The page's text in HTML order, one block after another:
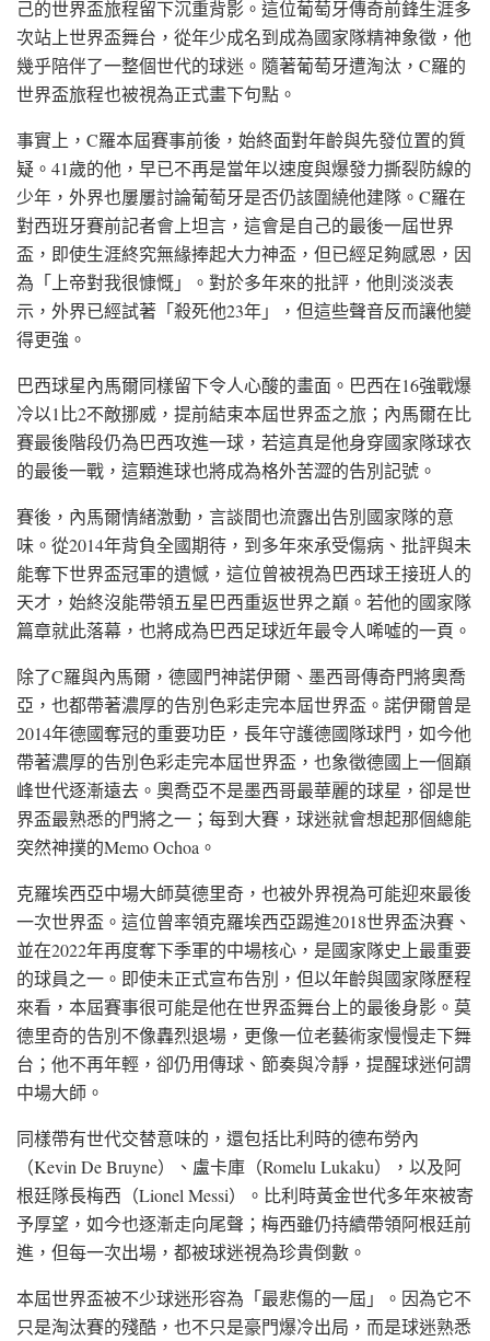
己的世界盃旅程留下沉重背影。這位葡萄牙傳奇前鋒生涯多
次站上世界盃舞台，從年少成名到成為國家隊精神象徵，他
幾乎陪伴了一整個世代的球迷。隨著葡萄牙遭淘汰，C羅的
世界盃旅程也被視為正式畫下句點。
事實上，C羅本屆賽事前後，始終面對年齡與先發位置的質
疑。41歲的他，早已不再是當年以速度與爆發力撕裂防線的
少年，外界也屢屢討論葡萄牙是否仍該圍繞他建隊。C羅在
對西班牙賽前記者會上坦言，這會是自己的最後一屆世界
盃，即使生涯終究無緣捧起大力神盃，但已經足夠感恩，因
為「上帝對我很慷慨」。對於多年來的批評，他則淡淡表
示，外界已經試著「殺死他23年」，但這些聲音反而讓他變
得更強。
巴西球星內馬爾同樣留下令人心酸的畫面。巴西在16強戰爆
冷以1比2不敵挪威，提前結束本屆世界盃之旅；內馬爾在比
賽最後階段仍為巴西攻進一球，若這真是他身穿國家隊球衣
的最後一戰，這顆進球也將成為格外苦澀的告別記號。
賽後，內馬爾情緒激動，言談間也流露出告別國家隊的意
味。從2014年背負全國期待，到多年來承受傷病、批評與未
能奪下世界盃冠軍的遺憾，這位曾被視為巴西球王接班人的
天才，始終沒能帶領五星巴西重返世界之巔。若他的國家隊
篇章就此落幕，也將成為巴西足球近年最令人唏噓的一頁。
除了C羅與內馬爾，德國門神諾伊爾、墨西哥傳奇門將奧喬
亞，也都帶著濃厚的告別色彩走完本屆世界盃。諾伊爾曾是
2014年德國奪冠的重要功臣，長年守護德國隊球門，如今他
帶著濃厚的告別色彩走完本屆世界盃，也象徵德國上一個巔
峰世代逐漸遠去。奧喬亞不是墨西哥最華麗的球星，卻是世
界盃最熟悉的門將之一；每到大賽，球迷就會想起那個總能
突然神撲的Memo Ochoa。
克羅埃西亞中場大師莫德里奇，也被外界視為可能迎來最後
一次世界盃。這位曾率領克羅埃西亞踢進2018世界盃決賽、
並在2022年再度奪下季軍的中場核心，是國家隊史上最重要
的球員之一。即使未正式宣布告別，但以年齡與國家隊歷程
來看，本屆賽事很可能是他在世界盃舞台上的最後身影。莫
德里奇的告別不像轟烈退場，更像一位老藝術家慢慢走下舞
台；他不再年輕，卻仍用傳球、節奏與冷靜，提醒球迷何謂
中場大師。
同樣帶有世代交替意味的，還包括比利時的德布勞內
（Kevin De Bruyne）、盧卡庫（Romelu Lukaku），以及阿
根廷隊長梅西（Lionel Messi）。比利時黃金世代多年來被寄
予厚望，如今也逐漸走向尾聲；梅西雖仍持續帶領阿根廷前
進，但每一次出場，都被球迷視為珍貴倒數。
本屆世界盃被不少球迷形容為「最悲傷的一屆」。因為它不
只是淘汰賽的殘酷，也不只是豪門爆冷出局，而是球迷熟悉